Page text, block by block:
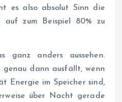
es also absolut Sinn die
auf zum Beispiel 80% zu
ganz anders aussehen.
genau dann ausfällt, wenn
Energie im Speicher sind,
über Nacht gerade